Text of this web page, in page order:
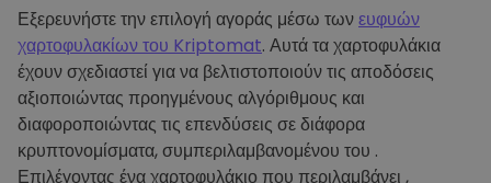
Εξερευνήστε την επιλογή αγοράς μέσω τωνευφυών
χαρτοφυλακίων του Kriptomat. Αυτά τα χαρτοφυλάκια
έχουν σχεδιαστεί για να βελτιστοποιούν τις αποδόσεις
αξιοποιώντας προηγμένους αλγόριθμους και
διαφοροποιώντας τις επενδύσεις σε διάφορα
κρυπτονομίσματα, συμπεριλαμβανομένου του .
Επιλέγοντας ένα χαρτοφυλάκιο που περιλαμβάνει ,